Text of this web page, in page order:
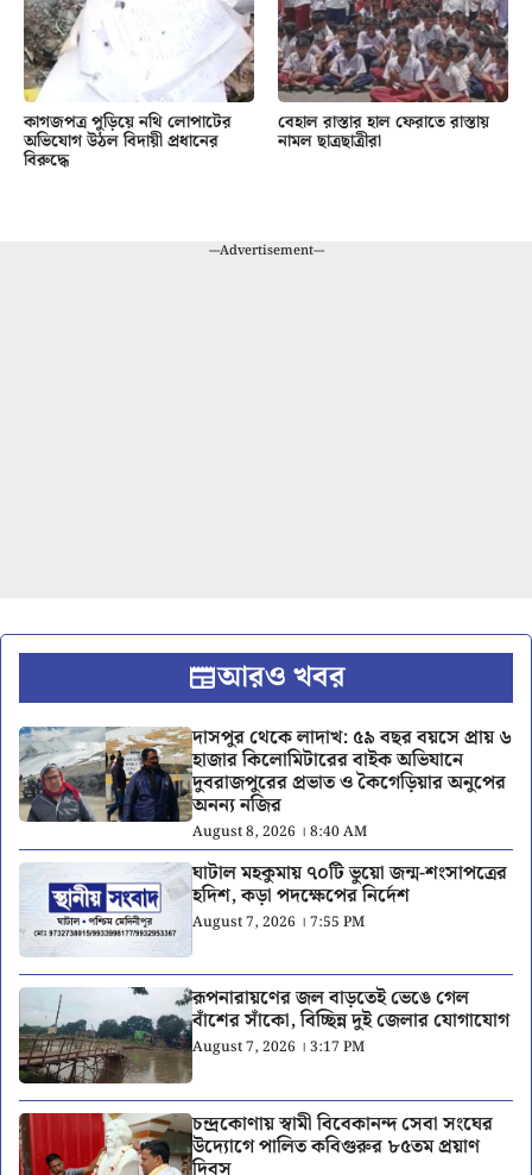
কাগজপত্র পুড়িয়ে নথি লোপাটের
অভিযোগ উঠল বিদায়ী প্রধানের
বিরুদ্ধে
বেহাল রাস্তার হাল ফেরাতে রাস্তায়
নামল ছাত্রছাত্রীরা
---Advertisement---
আরও খবর
দাসপুর থেকে লাদাখ: ৫৯ বছর বয়সে প্রায় ৬
হাজার কিলোমিটারের বাইক অভিযানে
দুবরাজপুরের প্রভাত ও কৈগেড়িয়ার অনুপের
অনন্য নজির
August 8, 2026 । 8:40 AM
ঘাটাল মহকুমায় ৭০টি ভুয়ো জন্ম-শংসাপত্রের
হদিশ, কড়া পদক্ষেপের নির্দেশ
August 7, 2026 । 7:55 PM
রূপনারায়ণের জল বাড়তেই ভেঙে গেল
বাঁশের সাঁকো, বিচ্ছিন্ন দুই জেলার যোগাযোগ
August 7, 2026 । 3:17 PM
চন্দ্রকোণায় স্বামী বিবেকানন্দ সেবা সংঘের
উদ্যোগে পালিত কবিগুরুর ৮৫তম প্রয়াণ